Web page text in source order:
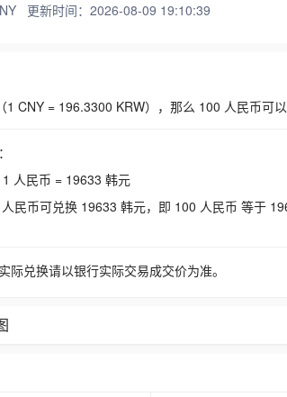
更新时间：2026-08-09 19:10:39
CNY = 196.3300 KRW），那么 100 人民币可以
人民币 = 19633 韩元
民币可兑换 19633 韩元，即 100 人民币 等于
际兑换请以银行实际交易成交价为准。